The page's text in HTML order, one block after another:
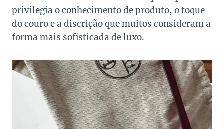
privilegia o conhecimento de produto, o toque
do couro e a discrição que muitos consideram a
forma mais sofisticada de luxo.